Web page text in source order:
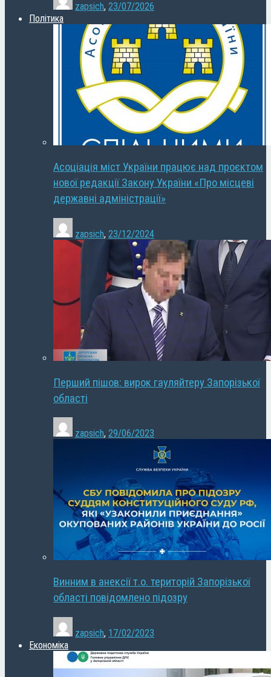
zapsich, 23/07/2026
Політика
Асоціація міст України працює над проєктом
нової редакції Закону України «Про місцеві
державні адміністрації»
zapsich, 23/12/2024
Перший пішов: вирок гауляйтеру Запорізької
області
zapsich, 29/06/2023
Винним в анексії т.о. територій Запорізької
області повідомлено підозру
zapsich, 17/02/2023
Економіка